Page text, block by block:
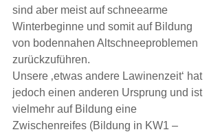
sind aber meist auf schneearme
Winterbeginne und somit auf Bildung
von bodennahen Altschneeproblemen
zurückzuführen.
Unsere ‚etwas andere Lawinenzeit‘ hat
jedoch einen anderen Ursprung und ist
vielmehr auf Bildung eine
Zwischenreifes (Bildung in KW1 –